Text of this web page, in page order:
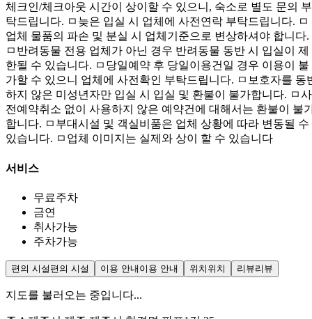
체크인/체크아웃 시간이 상이할 수 있으니, 숙소로 별도 문의 부
탁드립니다. ㅁ늦은 입실 시 업체에 사전연락 부탁드립니다. ㅁ
업체 물품의 파손 및 분실 시 업체기준으로 변상하셔야 합니다.
ㅁ반려동물 전용 업체가 아닌 경우 반려동물 동반 시 입실이 제
한될 수 있습니다. ㅁ당일예약 후 당일이용건일 경우 이용이 불
가할 수 있으니 업체에 사전확인 부탁드립니다. ㅁ보호자를 동
하지 않은 미성년자만 입실 시 입실 및 환불이 불가합니다. ㅁ사
전예약취소 없이 사용하지 않은 예약건에 대해서는 환불이 불
합니다. ㅁ부대시설 및 객실비품은 업체 상황에 따라 변동될 수
있습니다. ㅁ업체 이미지는 실제와 상이 할 수 있습니다
서비스
무료주차
금연
취사가능
주차가능
편의 시설 편의 시설 이용 안내 이용 안내 위치 위치 리뷰리뷰
지도를 불러오는 중입니다...